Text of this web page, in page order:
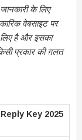
के लिए
वेबसाइट पर
है और इसका
प्रकार की ग़लत
Key 2025